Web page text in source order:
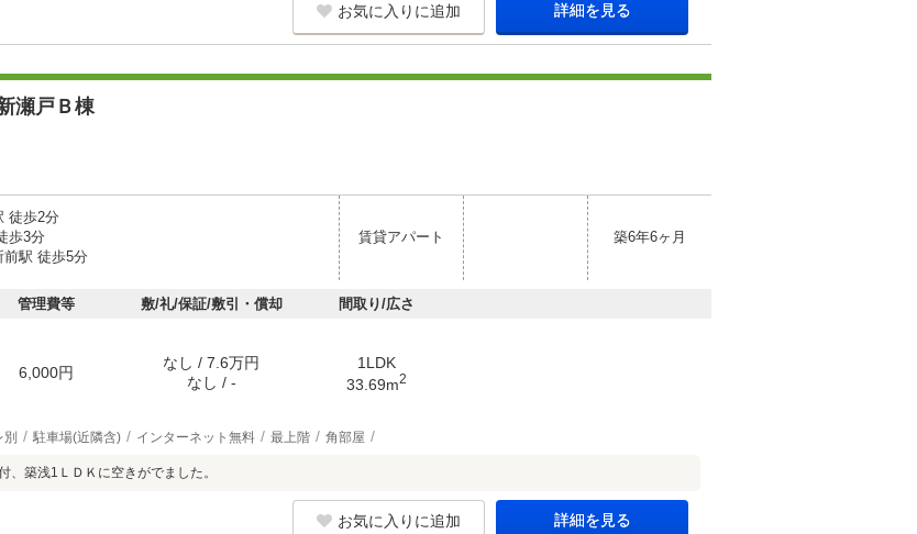
お気に入りに追加 詳細を見る
瀬戸Ｂ棟
徒歩2分
歩3分
駅 徒歩5分
賃貸アパート 築6年6ヶ月
管理費等 敷/礼/保証/敷引・償却 間取り/広さ
6,000円
なし / 7.6万円
なし / -
1LDK
33.69m2
駐車場(近隣含) インターネット無料 最上階 角部屋
、築浅1ＬＤＫに空きがでました。
お気に入りに追加 詳細を見る